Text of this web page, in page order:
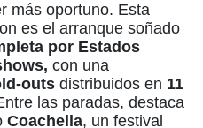
más oportuno. Esta
es el arranque soñado
por Estados
con una
outs distribuidos en 11
las paradas, destaca
Coachella, un festival